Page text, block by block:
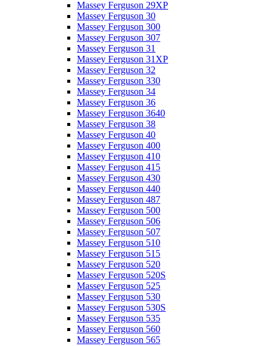
Massey Ferguson 29XP
Massey Ferguson 30
Massey Ferguson 300
Massey Ferguson 307
Massey Ferguson 31
Massey Ferguson 31XP
Massey Ferguson 32
Massey Ferguson 330
Massey Ferguson 34
Massey Ferguson 36
Massey Ferguson 3640
Massey Ferguson 38
Massey Ferguson 40
Massey Ferguson 400
Massey Ferguson 410
Massey Ferguson 415
Massey Ferguson 430
Massey Ferguson 440
Massey Ferguson 487
Massey Ferguson 500
Massey Ferguson 506
Massey Ferguson 507
Massey Ferguson 510
Massey Ferguson 515
Massey Ferguson 520
Massey Ferguson 520S
Massey Ferguson 525
Massey Ferguson 530
Massey Ferguson 530S
Massey Ferguson 535
Massey Ferguson 560
Massey Ferguson 565